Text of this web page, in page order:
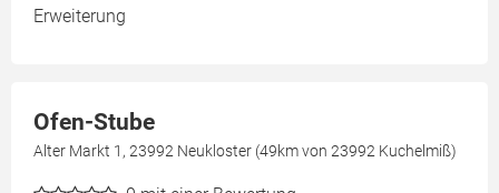
Erweiterung
Ofen-Stube
Alter Markt 1, 23992 Neukloster (49km von 23992 Kuchelmiß)